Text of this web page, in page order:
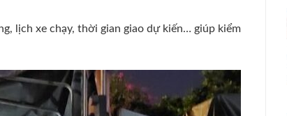
lịch xe chạy, thời gian giao dự kiến… giúp kiểm